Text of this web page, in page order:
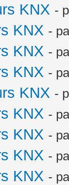
KNX -
KNX -
KNX -
KNX -
KNX -
KNX -
KNX -
KNX -
KNX -